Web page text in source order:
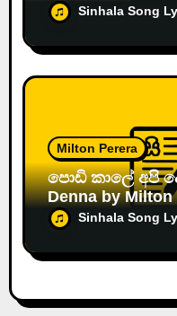
Sinhala Song
Milton Perera
පොඩි කාලේ අපි දෙන්නා |
Denna by
Sinhala Song